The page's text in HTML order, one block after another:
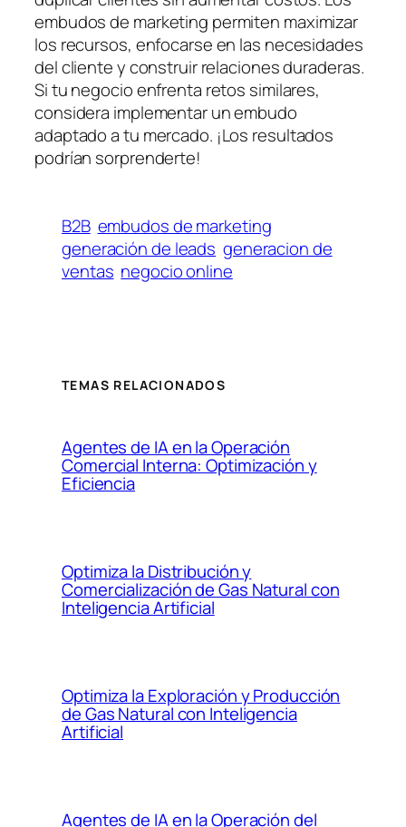
embudos de marketing permiten maximizar
los recursos, enfocarse en las necesidades
del cliente y construir relaciones duraderas.
Si tu negocio enfrenta retos similares,
considera implementar un embudo
adaptado a tu mercado. ¡Los resultados
podrían sorprenderte!
B2B embudos de marketing
generación de leads generacion de
ventas negocio online
TEMAS RELACIONADOS
Agentes de IA en la Operación
Comercial Interna: Optimización y
Eficiencia
Optimiza la Distribución y
Comercialización de Gas Natural con
Inteligencia Artificial
Optimiza la Exploración y Producción
de Gas Natural con Inteligencia
Artificial
Agentes de IA en la Operación del